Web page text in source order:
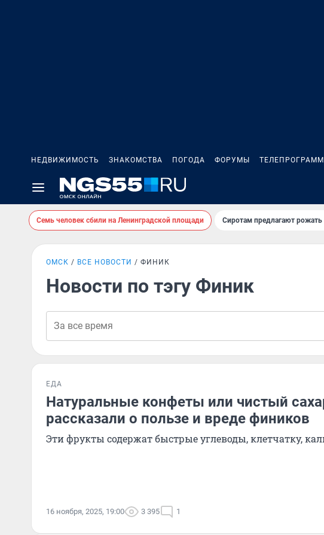
НЕДВИЖИМОСТЬ ЗНАКОМСТВА ПОГОДА ФОРУМЫ
Семь человек сбили на Ленинградской площади Сиротам предлагают
ОМСК ВСЕ НОВОСТИ ФИНИК
Новости по тэгу Финик
ЕДА
Натуральные конфеты или чистый
рассказали о пользе и вреде фиников
Эти фрукты содержат быстрые углеводы, клетчатку,
16 ноября, 2025, 19:00 3 395 1